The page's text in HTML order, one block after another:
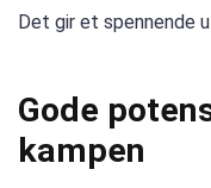
Det gir et spennende
Gode
kampen